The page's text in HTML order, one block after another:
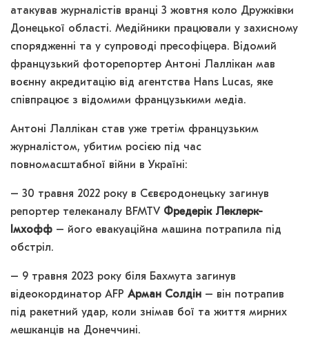
атакував журналістів вранці 3 жовтня коло Дружківки
Донецької області. Медійники працювали у захисному
спорядженні та у супроводі пресофіцера. Відомий
французький фоторепортер Антоні Лаллікан мав
воєнну акредитацію від агентства Hans Lucas, яке
співпрацює з відомими французькими медіа.
Антоні Лаллікан став уже третім французьким
журналістом, убитим росією під час
повномасштабної війни в Україні:
– 30 травня 2022 року в Сєвєродонецьку загинув
репортер телеканалу BFMTV Фредерік Леклерк-
Імхофф – його евакуаційна машина потрапила під
обстріл.
– 9 травня 2023 року біля Бахмута загинув
відеокординатор AFP Арман Солдін – він потрапив
під ракетний удар, коли знімав бої та життя мирних
мешканців на Донеччині.